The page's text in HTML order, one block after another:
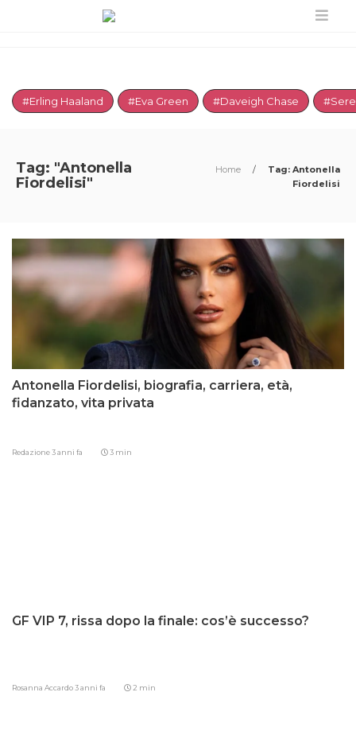
#Erling Haaland #Eva Green #Daveigh Chase
Tag: "Antonella
Fiordelisi"
Home /
Tag: Antonella
Fiordelisi
Antonella Fiordelisi, biografia, carriera, età,
fidanzato, vita privata
Redazione3 anni fa 3 min
GF VIP 7, rissa dopo la finale: cos’è successo?
Rosanna Accardo3 anni fa 2 min